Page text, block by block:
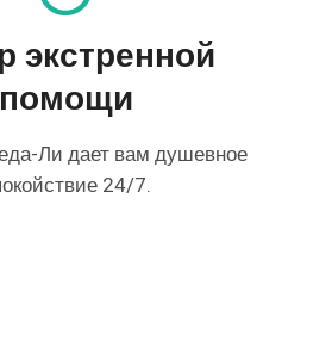
экстренной
помощи
Ли дает вам душевное
24/7.